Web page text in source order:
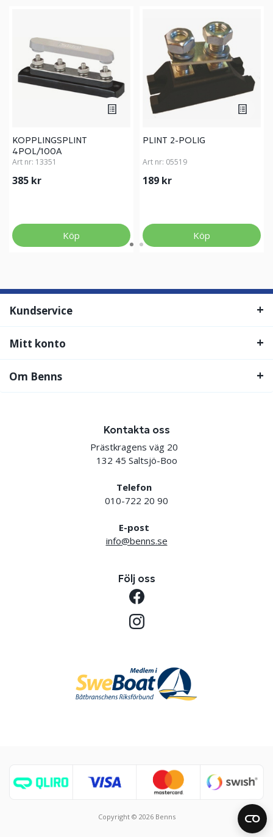
KOPPLINGSPLINT
4POL/100A
Art nr: 13351
385 kr
Köp
PLINT 2-POLIG
Art nr: 05519
189 kr
Köp
Kundservice
Mitt konto
Om Benns
Kontakta oss
Prästkragens väg 20
132 45 Saltsjö-Boo
Telefon
010-722 20 90
E-post
info@benns.se
Följ oss
Copyright © 2026 Benns